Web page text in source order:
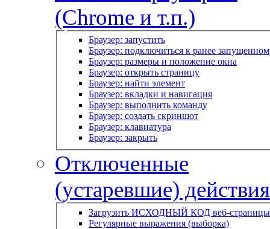
(Chrome и т.п.)
Браузер: запустить
Браузер: подключиться к ранее
Браузер: размеры и положение окна
Браузер: открыть страницу
Браузер: найти элемент
Браузер: вкладки и навигация
Браузер: выполнить команду
Браузер: создать скриншот
Браузер: клавиатура
Браузер: закрыть
Отключенные
(устаревшие) действия
Загрузить ИСХОДНЫЙ КОД веб-страницы
Регулярные выражения (выборка)